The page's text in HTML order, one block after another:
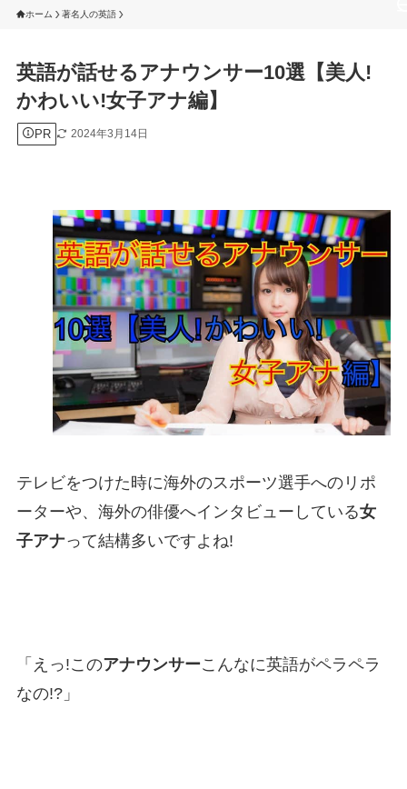
ホーム 著名人の英語
英語が話せるアナウンサー10選【美人!
かわいい!女子アナ編】
PR 2024年3月14日
テレビをつけた時に海外のスポーツ選手へのリポ
ーターや、海外の俳優へインタビューしている女
子アナって結構多いですよね!
「えっ!このアナウンサーこんなに英語がペラペラ
なの!?」